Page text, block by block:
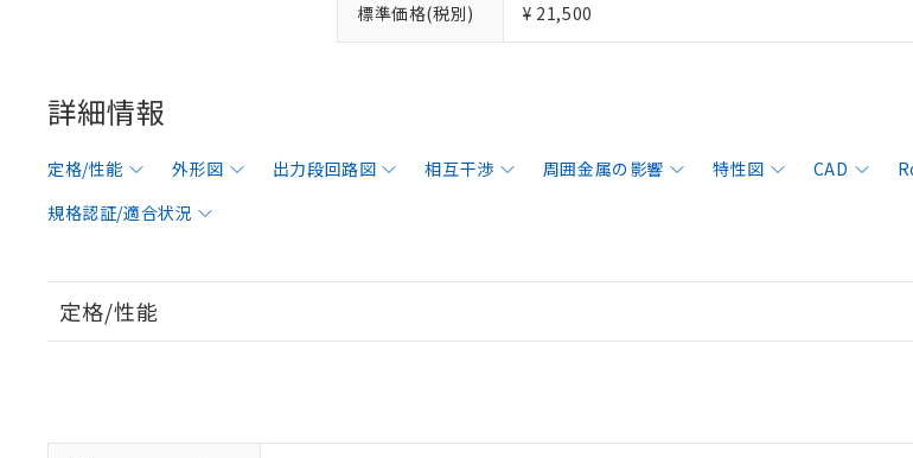
標準価格(税別) ¥ 21,500
詳細情報
定格/性能 外形図 出力段回路図 相互干渉 周囲金属の影響 特性図 CAD
規格認証/適合状況
定格/性能